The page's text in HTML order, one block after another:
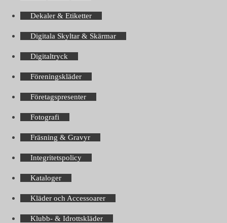
Dekaler & Etiketter
Digitala Skyltar & Skärmar
Digitaltryck
Föreningskläder
Företagspresenter
Fotografi
Fräsning & Gravyr
Integritetspolicy
Kataloger
Kläder och Accessoarer
Klubb- & Idrottskläder